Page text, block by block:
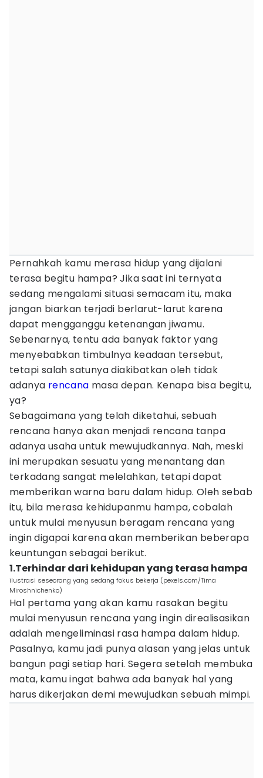
Pernahkah kamu merasa hidup yang dijalani
terasa begitu hampa? Jika saat ini ternyata
sedang mengalami situasi semacam itu, maka
jangan biarkan terjadi berlarut-larut karena
dapat mengganggu ketenangan jiwamu.
Sebenarnya, tentu ada banyak faktor yang
menyebabkan timbulnya keadaan tersebut,
tetapi salah satunya diakibatkan oleh tidak
adanya rencana masa depan. Kenapa bisa begitu,
ya?
Sebagaimana yang telah diketahui, sebuah
rencana hanya akan menjadi rencana tanpa
adanya usaha untuk mewujudkannya. Nah, meski
ini merupakan sesuatu yang menantang dan
terkadang sangat melelahkan, tetapi dapat
memberikan warna baru dalam hidup. Oleh sebab
itu, bila merasa kehidupanmu hampa, cobalah
untuk mulai menyusun beragam rencana yang
ingin digapai karena akan memberikan beberapa
keuntungan sebagai berikut.
1.Terhindar dari kehidupan yang terasa hampa
ilustrasi seseorang yang sedang fokus bekerja (pexels.com/Tima
Miroshnichenko)
Hal pertama yang akan kamu rasakan begitu
mulai menyusun rencana yang ingin direalisasikan
adalah mengeliminasi rasa hampa dalam hidup.
Pasalnya, kamu jadi punya alasan yang jelas untuk
bangun pagi setiap hari. Segera setelah membuka
mata, kamu ingat bahwa ada banyak hal yang
harus dikerjakan demi mewujudkan sebuah mimpi.